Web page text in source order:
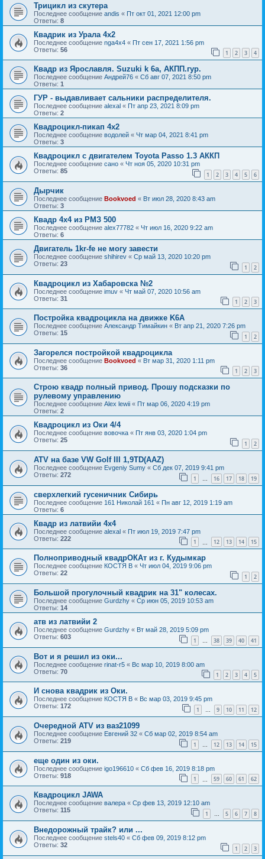
Трицикл из скутера
Последнее сообщение andis « Пт окт 01, 2021 12:00 pm
Ответы: 8
Квадрик из Урала 4х2
Последнее сообщение nga4x4 « Пт сен 17, 2021 1:56 pm
Ответы: 56 1 2 3 4
Квадр из Ярославля. Suzuki k 6a, АКПП.гур.
Последнее сообщение Андрей76 « Сб авг 07, 2021 8:50 pm
Ответы: 1
ГУР - выдавливает сальники распределителя.
Последнее сообщение alexal « Пт апр 23, 2021 8:09 pm
Ответы: 2
Квадроцикл-пикап 4х2
Последнее сообщение водолей « Чт мар 04, 2021 8:41 pm
Ответы: 3
Квадроцикл с двигателем Toyota Passo 1.3 АККП
Последнее сообщение сано « Чт ноя 05, 2020 10:31 pm
Ответы: 85 1 2 3 4 5 6
Дырчик
Последнее сообщение Bookvoed « Вт июл 28, 2020 8:43 am
Ответы: 3
Квадр 4х4 из РМЗ 500
Последнее сообщение alex77782 « Чт июл 16, 2020 9:22 am
Ответы: 6
Двигатель 1kr-fe не могу завести
Последнее сообщение shihirev « Ср май 13, 2020 10:20 pm
Ответы: 23 1 2
Квадроцикл из Хабаровска №2
Последнее сообщение imuv « Чт май 07, 2020 10:56 am
Ответы: 31 1 2 3
Постройка квадроцикла на движке K6A
Последнее сообщение Александр Тимайкин « Вт апр 21, 2020 7:26 pm
Ответы: 15 1 2
Загорелся постройкой квадроцикла
Последнее сообщение Bookvoed « Вт мар 31, 2020 1:11 pm
Ответы: 36 1 2 3
Строю квадр полный привод. Прошу подсказки по
рулевому управлению
Последнее сообщение Alex lewii « Пт мар 06, 2020 4:19 pm
Ответы: 2
Квадроцикл из Оки 4/4
Последнее сообщение вовочка « Пт янв 03, 2020 1:04 pm
Ответы: 25 1 2
ATV на базе VW Golf III 1,9TD(AAZ)
Последнее сообщение Evgeniy Sumy « Сб дек 07, 2019 9:41 pm
Ответы: 272 1 … 16 17 18 19
сверхлегкий гусеничник Сибирь
Последнее сообщение 161 Николай 161 « Пн авг 12, 2019 1:19 am
Ответы: 6
Квадр из латвийи 4x4
Последнее сообщение alexal « Пт июл 19, 2019 7:47 pm
Ответы: 222 1 12 13 14 15
Полноприводный квадрОКАт из г. Кудымкар
Последнее сообщение КОСТЯ В « Чт июл 04, 2019 9:06 pm
Ответы: 22 1 2
Большой прогулочный квадрик на 31" колесах.
Последнее сообщение Gurdzhy « Ср июн 05, 2019 10:53 am
Ответы: 14
атв из латвийи 2
Последнее сообщение Gurdzhy « Вт май 28, 2019 5:09 pm
Ответы: 603 1 … 38 39 40 41
Вот и я решил из оки...
Последнее сообщение rinat-r5 « Вс мар 10, 2019 8:00 am
Ответы: 70 1 2 3 4 5
И снова квадрик из Оки.
Последнее сообщение КОСТЯ В « Вс мар 03, 2019 9:45 pm
Ответы: 172 1 … 9 10 11 12
Очередной ATV из ваз21099
Последнее сообщение Евгений 32 « Сб мар 02, 2019 8:54 am
Ответы: 219 1 … 12 13 14 15
еще один из оки.
Последнее сообщение igo196610 « Сб фев 16, 2019 8:18 pm
Ответы: 918 1 59 60 61 62
Квадроцикл JAWA
Последнее сообщение валера « Ср фев 13, 2019 12:10 am
Ответы: 115 1 … 5 6 7 8
Внедорожный трайк? или ...
Последнее сообщение stels40 « Сб фев 09, 2019 8:12 pm
Ответы: 32 1 2 3